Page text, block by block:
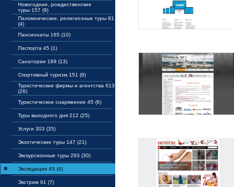
Новогодние, рождественские
туры 157 (9)
Паломнические, религиозные туры 81
(4)
Пансионаты 165 (10)
Паспорта 45 (1)
Санатории 189 (13)
Спортивный туризм 151 (9)
Туристические фирмы и агентства 613
(26)
Туристическое снаряжение 45 (6)
Туры выходного дня 212 (25)
Услуги 303 (35)
Экзотические туры 147 (21)
Экскурсионные туры 293 (30)
Экспедиции 43 (4)
Экстрим 91 (7)